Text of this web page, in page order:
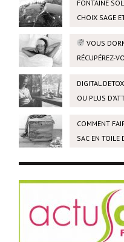
FONTAINE
CHOIX SAGE
VOUS
RÉCUPÉREZ-
DIGITAL
OU PLUS
COMMENT
SAC EN TOILE